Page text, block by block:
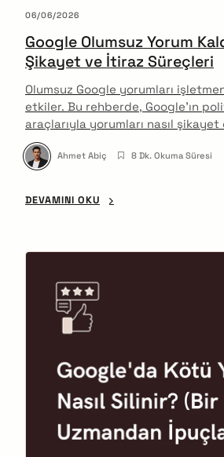
06/06/2026
Google Olumsuz Yorum
Şikayet ve İtiraz Süreçleri
Olumsuz Google yorumları
etkiler. Bu rehberde, Google’ın
araçlarıyla yorumları nasıl
itiraz süreçleri, etik yaklaşımlar ve
iletişim önerilerini uzman bakış
alıyoruz.
Ahmet Abiç 8 Dk. Okuma Süresi
DEVAMINI OKU